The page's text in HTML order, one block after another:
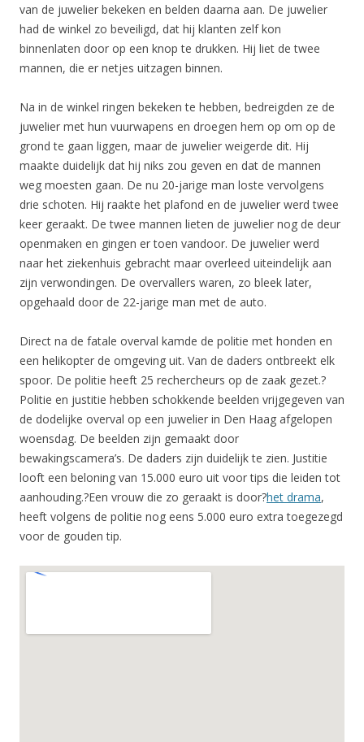
van de juwelier bekeken en belden daarna aan. De juwelier
had de winkel zo beveiligd, dat hij klanten zelf kon
binnenlaten door op een knop te drukken. Hij liet de twee
mannen, die er netjes uitzagen binnen.
Na in de winkel ringen bekeken te hebben, bedreigden ze de
juwelier met hun vuurwapens en droegen hem op om op de
grond te gaan liggen, maar de juwelier weigerde dit. Hij
maakte duidelijk dat hij niks zou geven en dat de mannen
weg moesten gaan. De nu 20-jarige man loste vervolgens
drie schoten. Hij raakte het plafond en de juwelier werd twee
keer geraakt. De twee mannen lieten de juwelier nog de deur
openmaken en gingen er toen vandoor. De juwelier werd
naar het ziekenhuis gebracht maar overleed uiteindelijk aan
zijn verwondingen. De overvallers waren, zo bleek later,
opgehaald door de 22-jarige man met de auto.
Direct na de fatale overval kamde de politie met honden en
een helikopter de omgeving uit. Van de daders ontbreekt elk
spoor. De politie heeft 25 rechercheurs op de zaak gezet.?
Politie en justitie hebben schokkende beelden vrijgegeven van
de dodelijke overval op een juwelier in Den Haag afgelopen
woensdag. De beelden zijn gemaakt door
bewakingscamera’s. De daders zijn duidelijk te zien. Justitie
looft een beloning van 15.000 euro uit voor tips die leiden tot
aanhouding.?Een vrouw die zo geraakt is door?het drama,
heeft volgens de politie nog eens 5.000 euro extra toegezegd
voor de gouden tip.